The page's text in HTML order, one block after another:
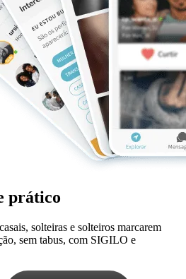
prático
solteiras e solteiros marcarem
sem tabus, com SIGILO e